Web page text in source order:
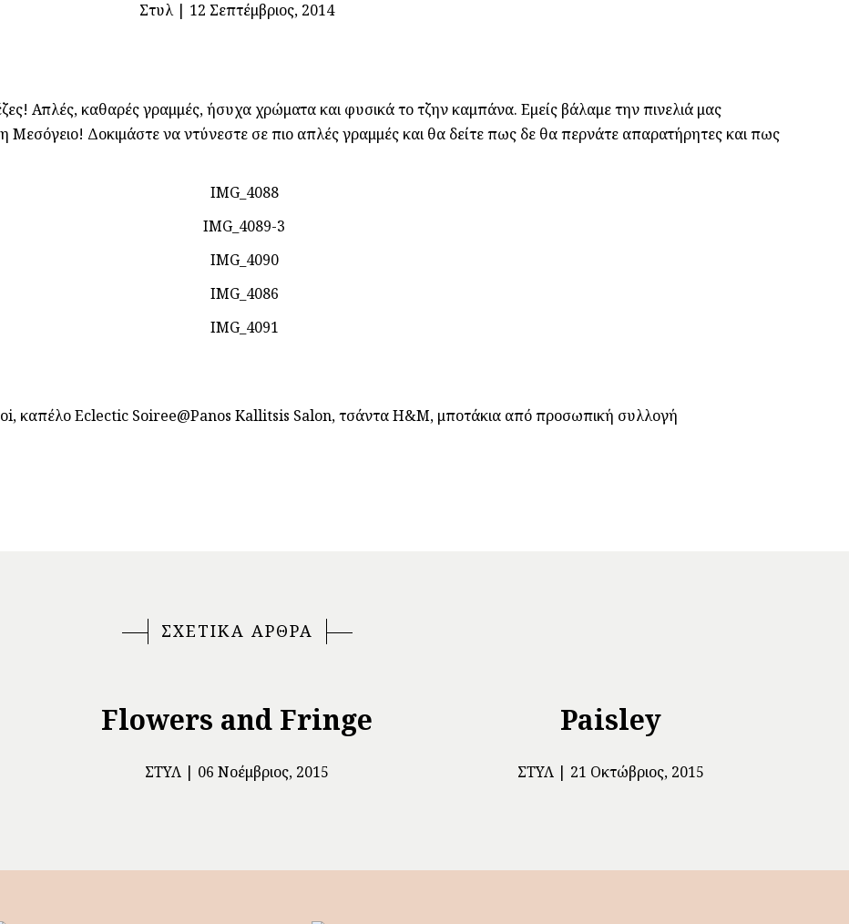
Στυλ| 12 Σεπτέμβριος, 2014
Απλές, καθαρές γραμμές, ήσυχα χρώματα και φυσικά το τζην καμπάνα. Εμείς βάλαμε την πινελιά μας
Μεσόγειο! Δοκιμάστε να ντύνεστε σε πιο απλές γραμμές και θα δείτε πως δε θα περνάτε απαρατήρητες και πως
καπέλο Eclectic Soiree@Panos Kallitsis Salon, τσάντα H&M, μποτάκια από προσωπική συλλογή
ΣΧΕΤΙΚΑ ΑΡΘΡΑ
Flowers and Fringe
ΣΤΥΛ 06 Νοέμβριος, 2015
Paisley
ΣΤΥΛ 21 Οκτώβριος, 2015